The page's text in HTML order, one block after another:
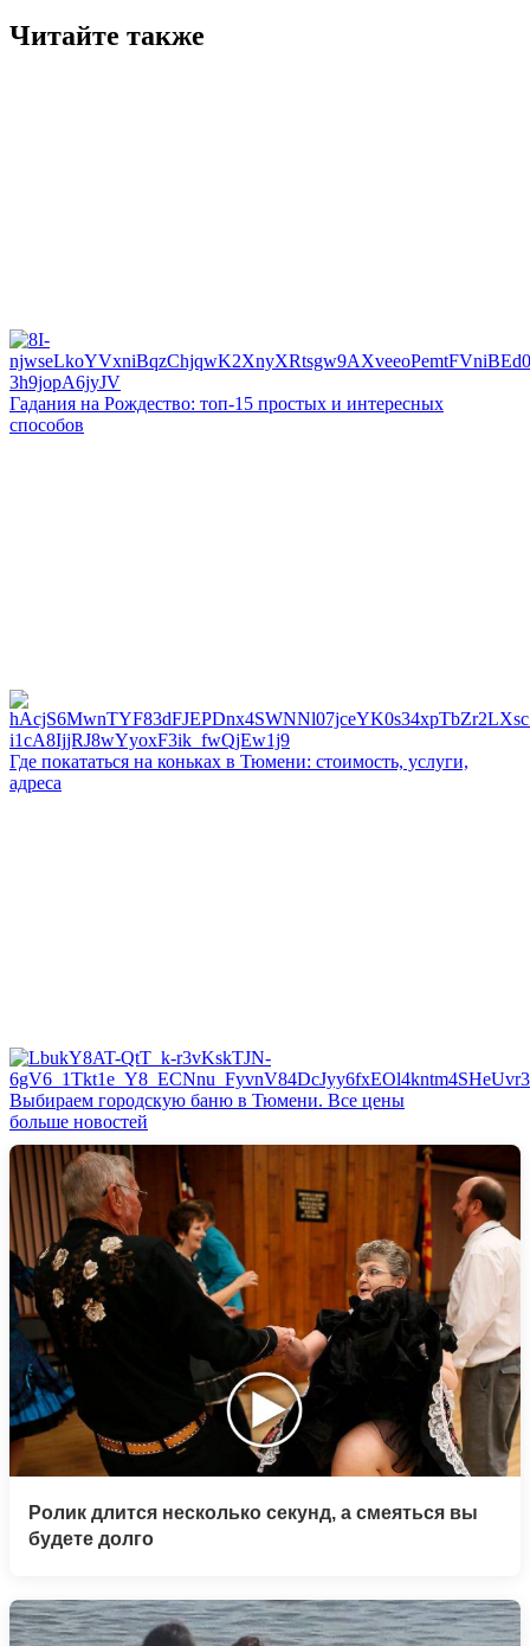
Читайте также
Гадания на Рождество: топ-15 простых и интересных
способов
Где покататься на коньках в Тюмени: стоимость, услуги,
адреса
Выбираем городскую баню в Тюмени. Все цены
больше новостей
Ролик длится несколько секунд, а смеяться вы
будете долго